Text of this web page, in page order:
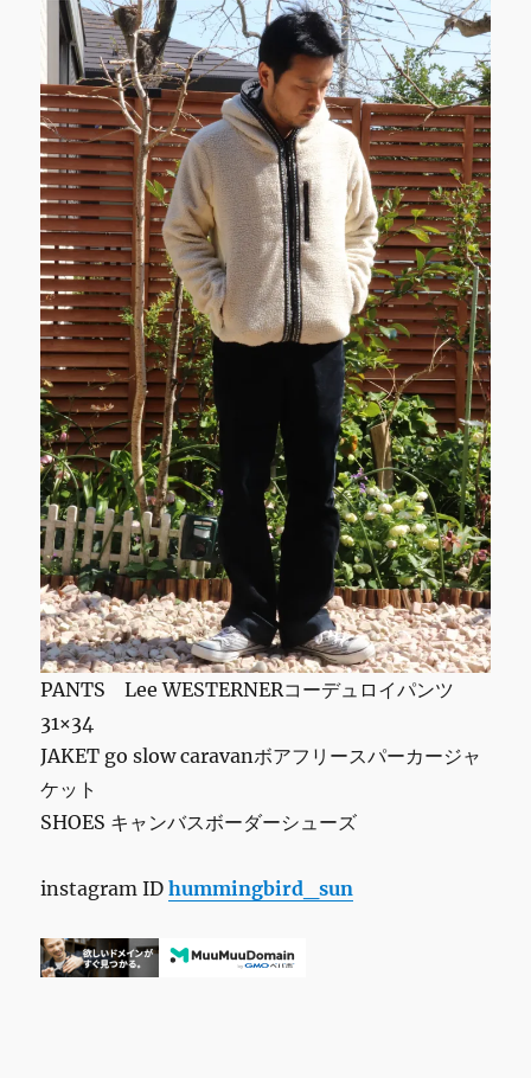
PANTS Lee WESTERNERコーデュロイパンツ
31×34
JAKET go slow caravanボアフリースパーカージャ
ケット
SHOES キャンバスボーダーシューズ
instagram IDhummingbird_sun